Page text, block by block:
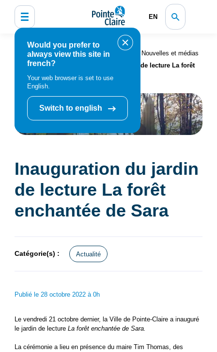
EN
Would you prefer to
always view this site in
french?
Your web browser is set to use
English.
Switch to english
Accueil Organisation municipale
Nouvelles et médias
Actualités
Inauguration du jardin de lecture La forêt
enchantée de Sara
Inauguration du jardin
de lecture La forêt
enchantée de Sara
Catégorie(s) : Actualité
Publié le 28 octobre 2022 à 0h
Le vendredi 21 octobre dernier, la Ville de Pointe-Claire a inauguré
le jardin de lecture La forêt enchantée de Sara.
La cérémonie a lieu en présence du maire Tim Thomas, des